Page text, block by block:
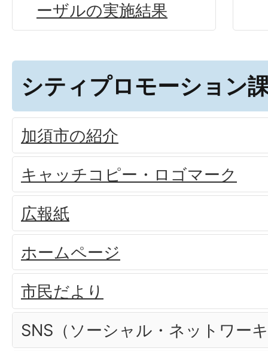
ーザルの実施結果
シティプロモーション
加須市の紹介
キャッチコピー・ロゴマーク
広報紙
ホームページ
市民だより
SNS（ソーシャル・ネットワー